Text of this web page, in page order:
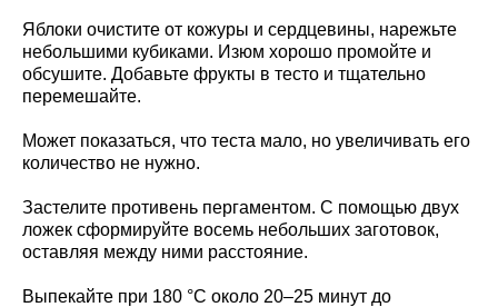
Яблоки очистите от кожуры и сердцевины, нарежьте
небольшими кубиками. Изюм хорошо промойте и
обсушите. Добавьте фрукты в тесто и тщательно
перемешайте.
Может показаться, что теста мало, но увеличивать его
количество не нужно.
Застелите противень пергаментом. С помощью двух
ложек сформируйте восемь небольших заготовок,
оставляя между ними расстояние.
Выпекайте при 180 °C около 20–25 минут до